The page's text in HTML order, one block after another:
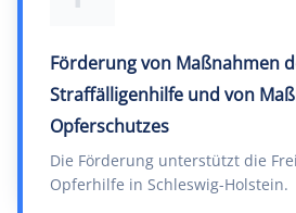
Förderung von Maßnahmen
Straffälligenhilfe und von
Opferschutzes
Die Förderung unterstützt die
Opferhilfe in Schleswig-Holstein.